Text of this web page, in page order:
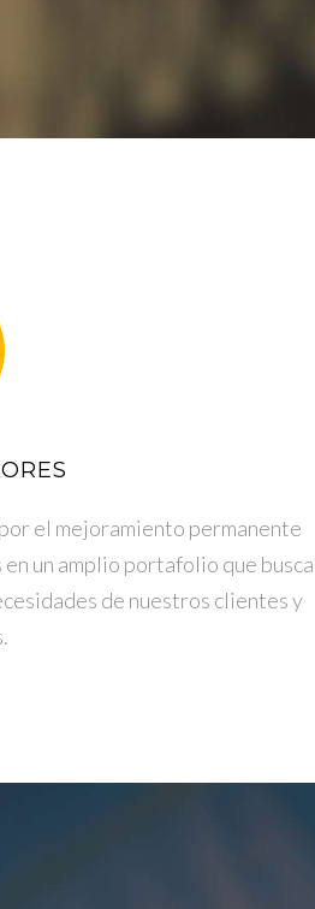
el mejoramiento permanente
un amplio portafolio que busca
de nuestros clientes y